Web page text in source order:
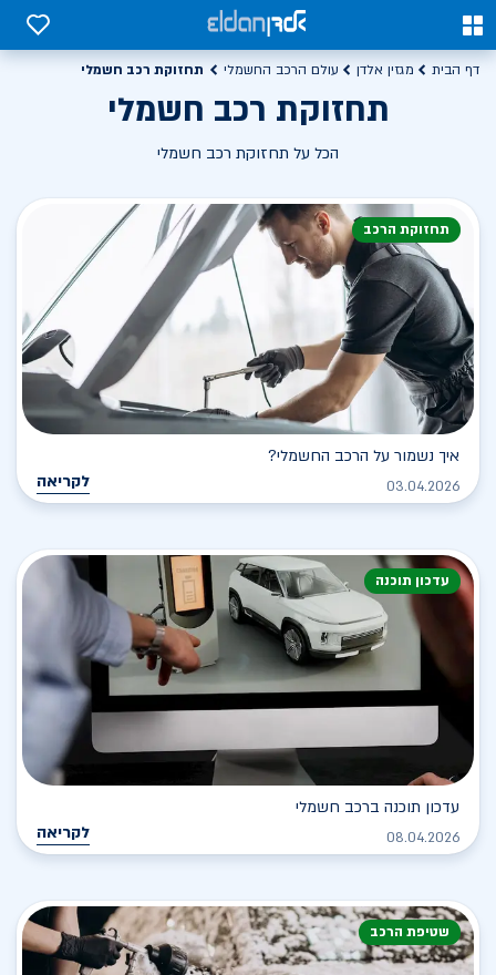
0
0
דף הבית מגזין אלדן עולם הרכב החשמלי תחזוקת רכב חשמלי
תחזוקת רכב חשמלי
הכל על תחזוקת רכב חשמלי
תחזוקת הרכב
איך נשמור על הרכב החשמלי?
03.04.2026 לקריאה
עדכון תוכנה
עדכון תוכנה ברכב חשמלי
08.04.2026 לקריאה
שטיפת הרכב